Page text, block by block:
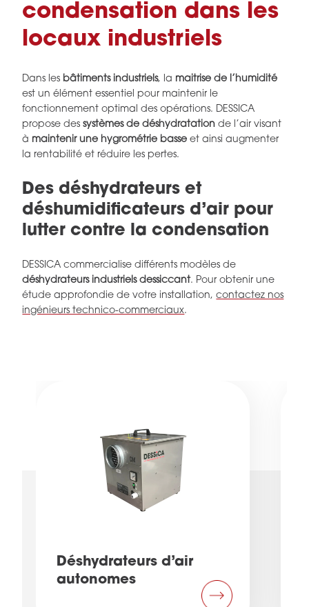
condensation dans les
locaux industriels
Dans les bâtiments industriels, la maitrise de l’humidité
est un élément essentiel pour maintenir le
fonctionnement optimal des opérations. DESSICA
propose dessystèmes de déshydratation de l’air visant
à maintenir une hygrométrie basse et ainsi augmenter
la rentabilité et réduire les pertes.
Des déshydrateurs et
déshumidificateurs d’air pour
lutter contre la condensation
DESSICA commercialise différents modèles de
déshydrateurs industriels dessiccant. Pour obtenir une
étude approfondie de votre installation,contactez nos
ingénieurs technico-commerciaux.
Déshydrateurs d’air
autonomes